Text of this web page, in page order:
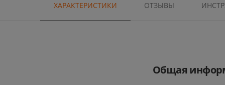
ХАРАКТЕРИСТИКИ ОТЗЫВЫ
Общая